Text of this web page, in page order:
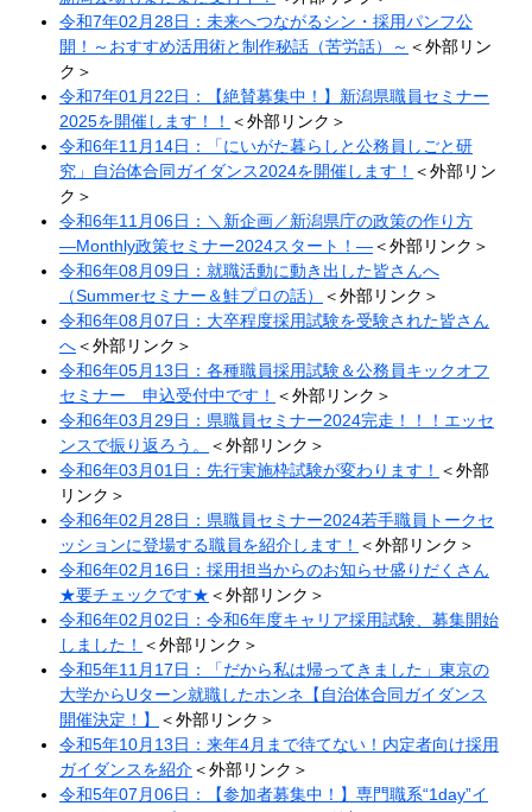
令和7年02月28日：未来へつながるシン・採用パンフ公
開！～おすすめ活用術と制作秘話（苦労話）～​ ＜外部リン
ク＞
令和7年01月22日：【絶賛募集中！】新潟県職員セミナー
2025を開催します！！ ＜外部リンク＞
令和6年11月14日：「にいがた暮らしと公務員しごと研
究」自治体合同ガイダンス2024を開催します！ ＜外部リン
ク＞
令和6年11月06日：＼新企画／新潟県庁の政策の作り方
―Monthly政策セミナー2024スタート！―＜外部リンク＞
令和6年08月09日：就職活動に動き出した皆さんへ
（Summerセミナー＆鮭プロの話）
＜外部リンク＞
令和6年08月07日：大卒程度採用試験を受験された皆さん
へ​＜外部リンク＞
令和6年05月13日：各種職員採用試験＆公務員キックオフ
セミナー 申込受付中です！​ ＜外部リンク＞
令和6年03月29日：県職員セミナー2024完走！！！エッセ
ンスで振り返ろう。​
＜外部リンク＞
令和6年03月01日：先行実施枠試験が変わります！ ＜外部
リンク＞
令和6年02月28日：県職員セミナー2024若手職員トークセ
ッションに登場する職員を紹介します！ ＜外部リンク＞
令和6年02月16日：採用担当からのお知らせ盛りだくさん
★要チェックです★ ＜外部リンク＞
令和6年02月02日：令和6年度キャリア採用試験、募集開始
しました！ ＜外部リンク＞
令和5年11月17日：「だから私は帰ってきました」東京の
大学からUターン就職したホンネ【自治体合同ガイダンス
開催決定！】​
＜外部リンク＞
令和5年10月13日：来年4月まで待てない！内定者向け採用
ガイダンスを紹介＜外部リンク＞
令和5年07月06日：【参加者募集中！】専門職系“1day”イ